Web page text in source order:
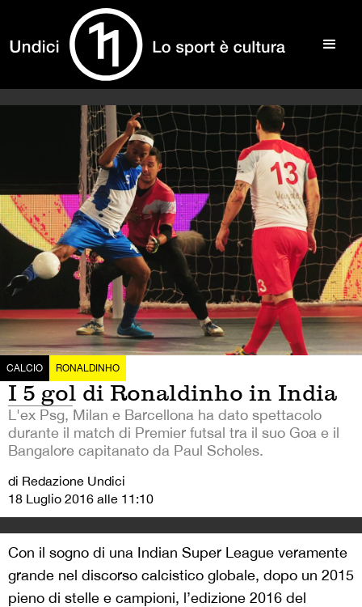
CALCIO RONALDINHO
I 5 gol di Ronaldinho in India
L'ex Psg, Milan e Barcellona ha dato spettacolo
durante il match di Premier futsal tra il suo Goa e il
Bangalore capitanato da Paul Scholes.
di Redazione Undici
18 Luglio 2016 alle 11:10
Con il sogno di una Indian Super League veramente
grande nel discorso calcistico globale, dopo un 2015
pieno di stelle e campioni, l’edizione 2016 del